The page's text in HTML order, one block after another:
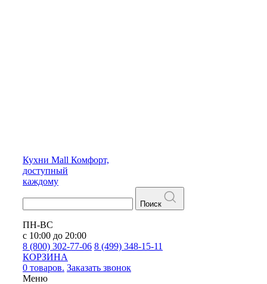
Кухни Mall Комфорт,
доступный
каждому
Поиск
ПН-ВС
с 10:00 до 20:00
8 (800) 302-77-06 8 (499) 348-15-11
КОРЗИНА
0 товаров. Заказать звонок
Меню